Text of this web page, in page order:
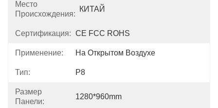
Место
Происхождения:
КИТАЙ
Сертификация: CE FCC ROHS
Применение: На Открытом Воздухе
Тип: P8
Размер
Панели:
1280*960mm